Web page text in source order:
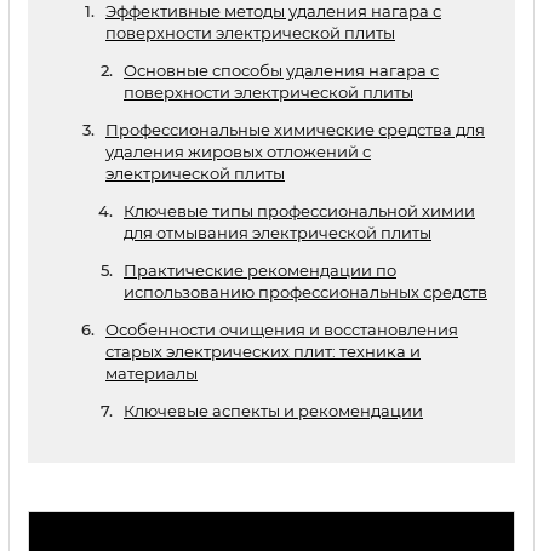
Эффективные методы удаления нагара с
поверхности электрической плиты
Основные способы удаления нагара с
поверхности электрической плиты
Профессиональные химические средства для
удаления жировых отложений с
электрической плиты
Ключевые типы профессиональной химии
для отмывания электрической плиты
Практические рекомендации по
использованию профессиональных средств
Особенности очищения и восстановления
старых электрических плит: техника и
материалы
Ключевые аспекты и рекомендации